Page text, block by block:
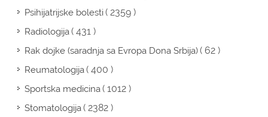
Psihijatrijske bolesti( 2359 )
Radiologija( 431 )
Rak dojke (saradnja sa Evropa Dona Srbija)( 62 )
Reumatologija( 400 )
Sportska medicina( 1012 )
Stomatologija( 2382 )